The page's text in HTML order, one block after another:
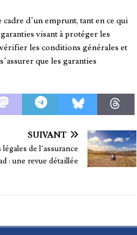
d’un emprunt, tant en ce qui
visant à protéger les
les conditions générales et
que les garanties
SUIVANT
de l’assurance
: une revue détaillée